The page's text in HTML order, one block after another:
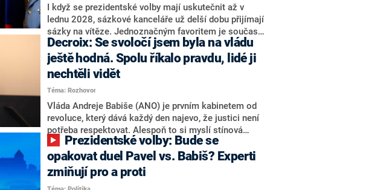
Zdeněk Nytra redakci řekl, že počítá s odchodem
některých senátorů z klubu a že Naše Česko není
nepřítel, ale soupeř.
I když se prezidentské volby mají uskutečnit až v
lednu 2028, sázkové kanceláře už delší dobu přijímají
sázky na vítěze. Jednoznačným favoritem je současná
hlava státu Petr Pavel. Daleko za ním pak bookmakeři
zmiňují dva výrazné politiky ANO, tedy premiéra
Andreje Babiše a ministra průmyslu Karla Havlíčka.
Oblíbeným tipem samotných sázkařů je poslanec za
Motoristy Filip Turek. Politolog Jan Kubáček nicméně
o případné kandidatuře kohokoliv ze zmíněné trojice
značně pochybuje. Podle něj současná koalice dosud
nemá osobu, která by Pavlovi mohla konkurovat.
Decroix: Se svoločí jsem byla na vládu
ještě hodná. Spolu říkalo pravdu, lidé ji
nechtěli vidět
Téma: Rozhovor
Vláda Andreje Babiše (ANO) je prvním kabinetem od
revoluce, který dává každý den najevo, že justici není
potřeba respektovat. Alespoň to si myslí stínová
ministryně spravedlnosti ODS Eva Decroix. V
rozhovoru pro CNN Prima NEWS si nebrala servítky
ohledně politického výkonu svého nástupce Jeronýma
Tejce (za ANO) či vládní zmocněnkyně pro lidská
opakovat duel Pavel vs. Babiš? Experti
zmiňují pro a proti